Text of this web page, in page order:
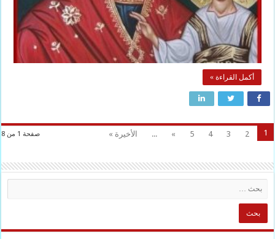
أكمل القراءة »
صفحة 1 من 8 1
2
3
4
5
»
... الأخيرة »